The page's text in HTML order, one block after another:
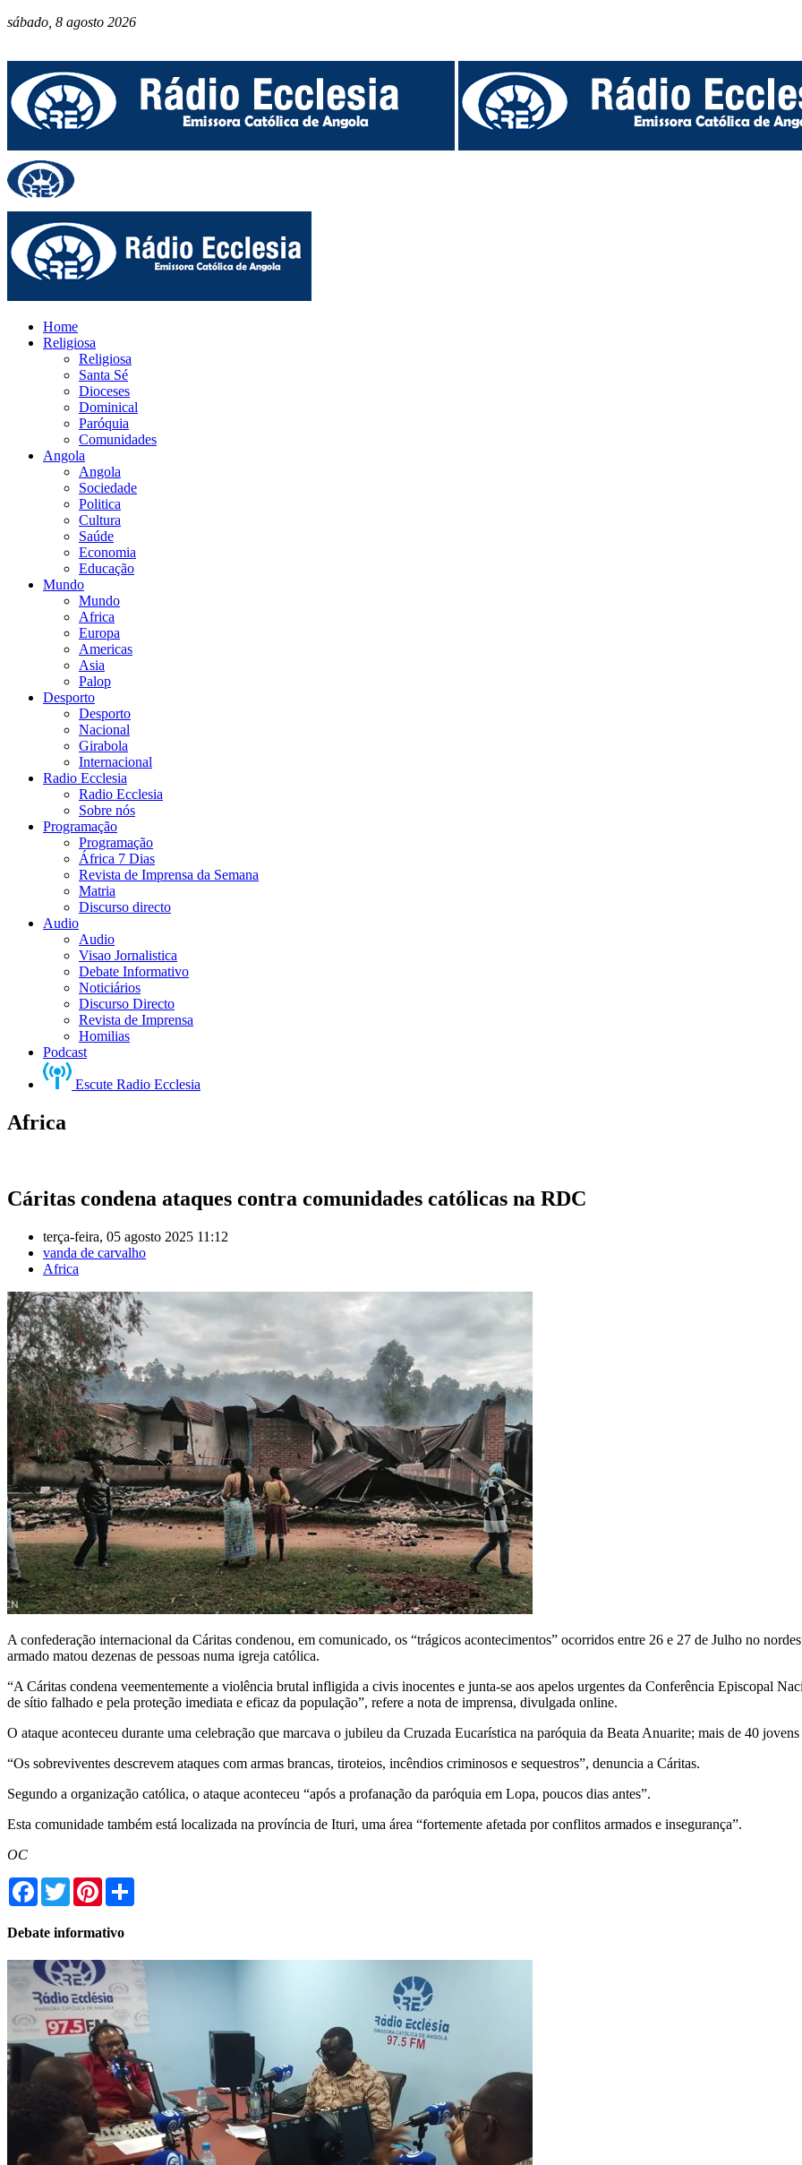
sábado, 8 agosto 2026
Home
Religiosa
Religiosa
Santa Sé
Dioceses
Dominical
Paróquia
Comunidades
Angola
Angola
Sociedade
Politica
Cultura
Saúde
Economia
Educação
Mundo
Mundo
Africa
Europa
Americas
Asia
Palop
Desporto
Desporto
Nacional
Girabola
Internacional
Radio Ecclesia
Radio Ecclesia
Sobre nós
Programação
Programação
África 7 Dias
Revista de Imprensa da Semana
Matria
Discurso directo
Audio
Audio
Visao Jornalistica
Debate Informativo
Noticiários
Discurso Directo
Revista de Imprensa
Homilias
Podcast
Escute Radio Ecclesia
Africa
Cáritas condena ataques contra comunidades católicas na RDC
terça-feira, 05 agosto 2025 11:12
vanda de carvalho
Africa
A confederação internacional da Cáritas condenou, em comunicado, os “trágicos acontecimentos” ocorridos entre 26 e 27 de Julho no
armado matou dezenas de pessoas numa igreja católica.
“A Cáritas condena veementemente a violência brutal infligida a civis inocentes e junta-se aos apelos urgentes da Conferência Episcopal
de sítio falhado e pela proteção imediata e eficaz da população”, refere a nota de imprensa, divulgada online.
O ataque aconteceu durante uma celebração que marcava o jubileu da Cruzada Eucarística na paróquia da Beata Anuarite; mais de 40
“Os sobreviventes descrevem ataques com armas brancas, tiroteios, incêndios criminosos e sequestros”, denuncia a Cáritas.
Segundo a organização católica, o ataque aconteceu “após a profanação da paróquia em Lopa, poucos dias antes”.
Esta comunidade também está localizada na província de Ituri, uma área “fortemente afetada por conflitos armados e insegurança”.
OC
Facebook
TwitterPinterest
Debate informativo